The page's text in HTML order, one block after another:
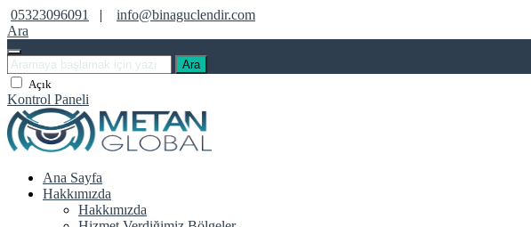
05323096091 |
info@binaguclendir.com
Ara
Ara
Açık
Kontrol Paneli
Ana Sayfa
Hakkımızda
Hakkımızda